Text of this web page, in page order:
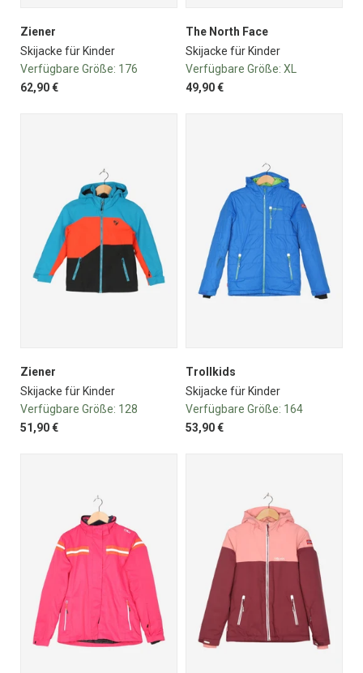
Ziener
Skijacke für Kinder
Verfügbare Größe: 176
62,90 €
The North Face
Skijacke für Kinder
Verfügbare Größe: XL
49,90 €
Ziener
Skijacke für Kinder
Verfügbare Größe: 128
51,90 €
Trollkids
Skijacke für Kinder
Verfügbare Größe: 164
53,90 €